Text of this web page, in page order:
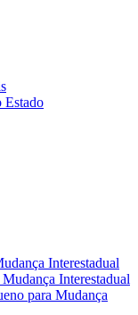
Estado
Interestadual
Interestadual
para Mudança